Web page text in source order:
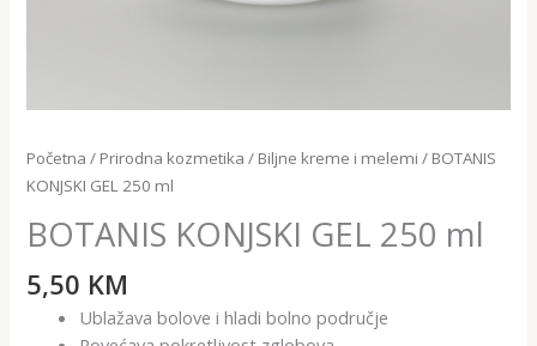
Početna / Prirodna kozmetika / Biljne kreme i melemi / BOTANIS
KONJSKI GEL 250 ml
BOTANIS KONJSKI GEL 250 ml
5,50 KM
Ublažava bolove i hladi bolno područje